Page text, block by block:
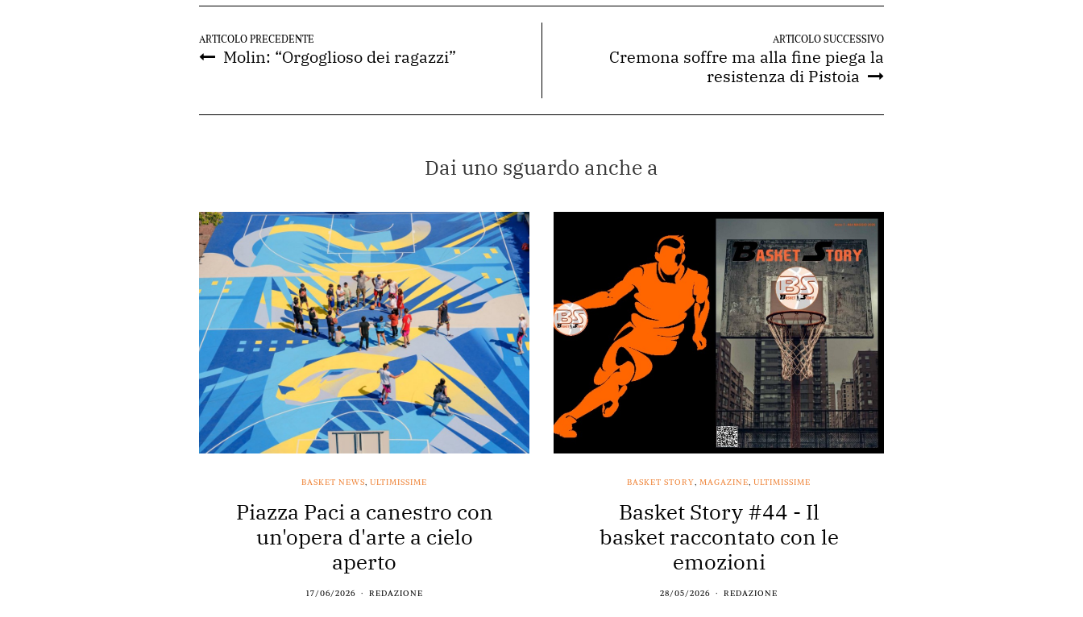
ARTICOLO PRECEDENTE
Molin: “Orgoglioso dei ragazzi”
ARTICOLO SUCCESSIVO
Cremona soffre ma alla fine piega la
resistenza di Pistoia
Dai uno sguardo anche a
BASKET NEWS, ULTIMISSIME
Piazza Paci a canestro con
un'opera d'arte a cielo
aperto
17/06/2026 REDAZIONE
BASKET STORY, MAGAZINE, ULTIMISSIME
Basket Story #44 - Il
basket raccontato con le
emozioni
28/05/2026 REDAZIONE